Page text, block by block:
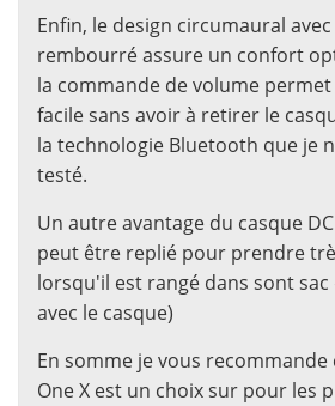
Enfin, le design circumaural
rembourré assure un confort
la commande de volume
facile sans avoir à retirer le
la technologie Bluetooth que je
testé.
Un autre avantage du casque
peut être replié pour prendre
lorsqu'il est rangé dans sont
avec le casque)
En somme je vous recommande
One X est un choix sur pour les